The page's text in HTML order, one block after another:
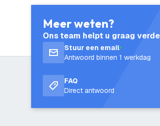
Meer weten?
Ons team helpt u graag
Stuur een email
Antwoord binnen 1 werkdag
FAQ
Direct antwoord